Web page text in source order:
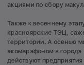
акциями по сбору
Также к весеннему
красноярские ТЭЦ,
территории. А осенью
экомарафоном в города
действуют